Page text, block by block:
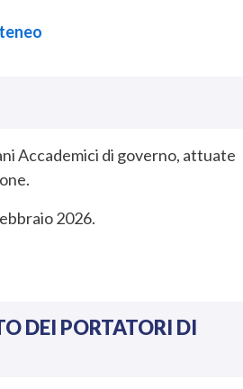
Accademici di governo, attuate
2026.
DEI PORTATORI DI